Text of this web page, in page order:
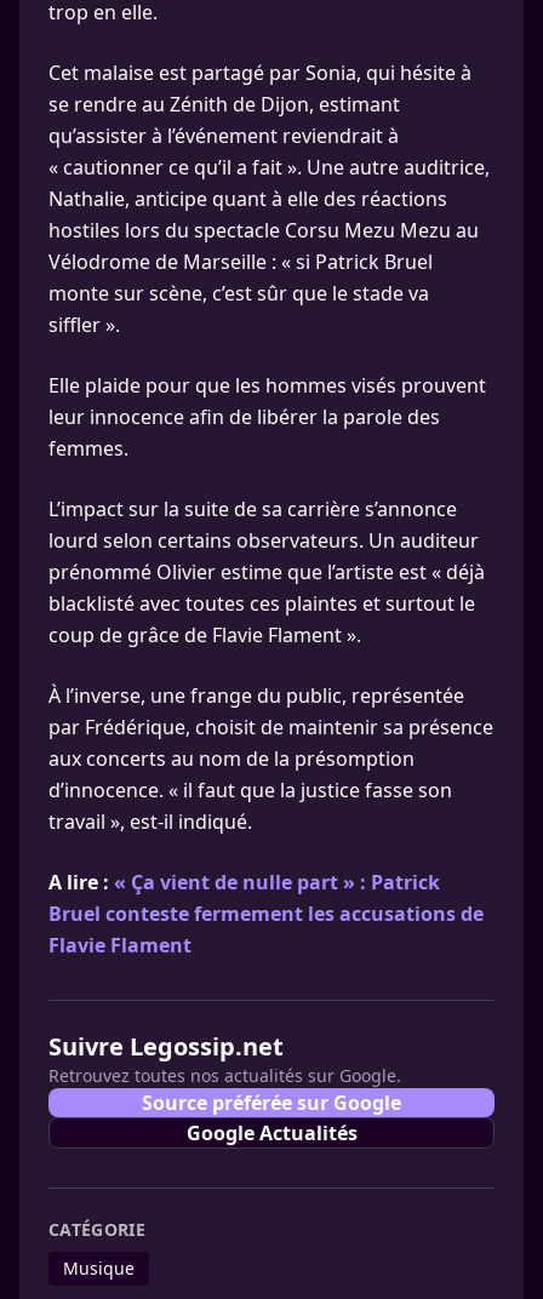
trop en elle.
Cet malaise est partagé par Sonia, qui hésite à
se rendre au Zénith de Dijon, estimant
qu’assister à l’événement reviendrait à
« cautionner ce qu’il a fait ». Une autre auditrice,
Nathalie, anticipe quant à elle des réactions
hostiles lors du spectacle Corsu Mezu Mezu au
Vélodrome de Marseille : « si Patrick Bruel
monte sur scène, c’est sûr que le stade va
siffler ».
Elle plaide pour que les hommes visés prouvent
leur innocence afin de libérer la parole des
femmes.
L’impact sur la suite de sa carrière s’annonce
lourd selon certains observateurs. Un auditeur
prénommé Olivier estime que l’artiste est « déjà
blacklisté avec toutes ces plaintes et surtout le
coup de grâce de Flavie Flament ».
À l’inverse, une frange du public, représentée
par Frédérique, choisit de maintenir sa présence
aux concerts au nom de la présomption
d’innocence. « il faut que la justice fasse son
travail », est-il indiqué.
A lire : « Ça vient de nulle part » : Patrick
Bruel conteste fermement les accusations de
Flavie Flament
Suivre Legossip.net
Retrouvez toutes nos actualités sur Google.
Source préférée sur Google
Google Actualités
CATÉGORIE
Musique